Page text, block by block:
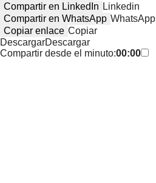
Compartir en LinkedIn Linkedin
Compartir en WhatsApp WhatsApp
Copiar enlace Copiar
DescargarDescargar
Compartir desde el minuto:00:00